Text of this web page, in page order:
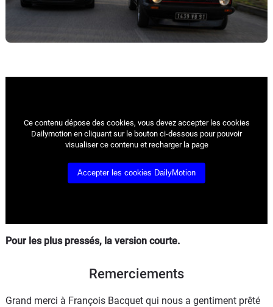
Ce contenu dépose des cookies, vous devez accepter les cookies
Dailymotion en cliquant sur le bouton ci-dessous pour pouvoir
visualiser ce contenu et recharger la page
Accepter les cookies DailyMotion
Pour les plus pressés, la version courte.
Remerciements
Grand merci à François Bacquet qui nous a gentiment prêté